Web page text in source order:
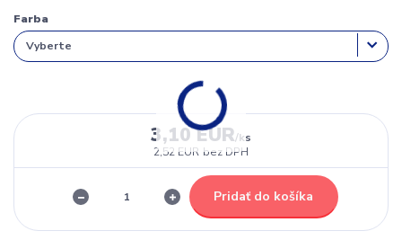
Farba
3,10 EUR/ks
2,52 EUR bez DPH
Pridať do košíka